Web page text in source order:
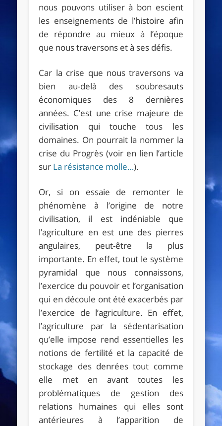
nous pouvons utiliser à bon escient
les enseignements de l’histoire afin
de répondre au mieux à l’époque
que nous traversons et à ses défis.
Car la crise que nous traversons va
bien au-delà des soubresauts
économiques des 8 dernières
années. C’est une crise majeure de
civilisation qui touche tous les
domaines. On pourrait la nommer la
crise du Progrès (voir en lien l’article
sur La résistance molle…).
Or, si on essaie de remonter le
phénomène à l’origine de notre
civilisation, il est indéniable que
l’agriculture en est une des pierres
angulaires, peut-être la plus
importante. En effet, tout le système
pyramidal que nous connaissons,
l’exercice du pouvoir et l’organisation
qui en découle ont été exacerbés par
l’exercice de l’agriculture. En effet,
l’agriculture par la sédentarisation
qu’elle impose rend essentielles les
notions de fertilité et la capacité de
stockage des denrées tout comme
elle met en avant toutes les
problématiques de gestion des
relations humaines qui elles sont
antérieures à l’apparition de